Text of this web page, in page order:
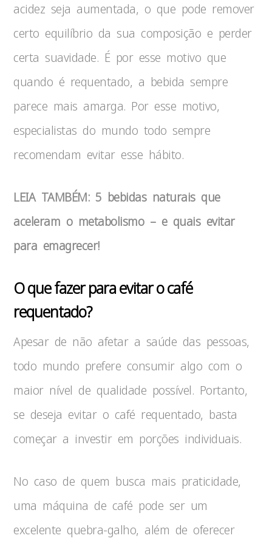
acidez seja aumentada, o que pode remover
certo equilíbrio da sua composição e perder
certa suavidade. É por esse motivo que
quando é requentado, a bebida sempre
parece mais amarga. Por esse motivo,
especialistas do mundo todo sempre
recomendam evitar esse hábito.
LEIA TAMBÉM: 5 bebidas naturais que
aceleram o metabolismo – e quais evitar
para emagrecer!
O que fazer para evitar o café
requentado?
Apesar de não afetar a saúde das pessoas,
todo mundo prefere consumir algo com o
maior nível de qualidade possível. Portanto,
se deseja evitar o café requentado, basta
começar a investir em porções individuais.
No caso de quem busca mais praticidade,
uma máquina de café pode ser um
excelente quebra-galho, além de oferecer